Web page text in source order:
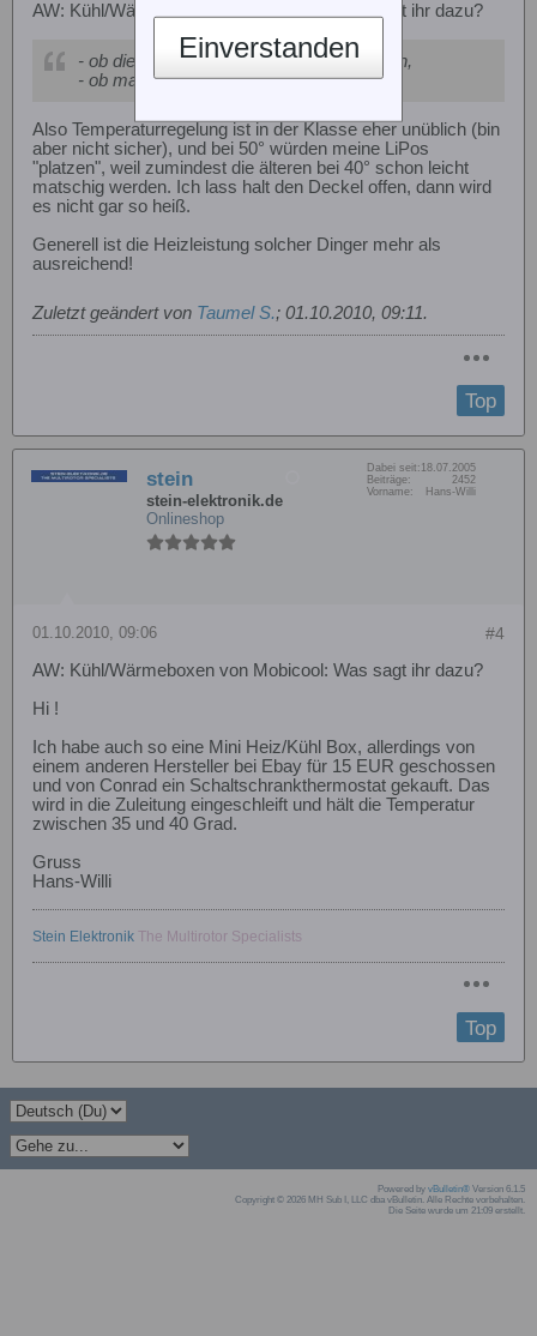
AW: Kühl/Wärmeboxen von Mobicool: Was sagt ihr dazu?
- ob die Taschen bis 45/50 Grad aufheizen,
- ob man die Temperatur regeln kann
Also Temperaturregelung ist in der Klasse eher unüblich (bin
aber nicht sicher), und bei 50° würden meine LiPos
"platzen", weil zumindest die älteren bei 40° schon leicht
matschig werden. Ich lass halt den Deckel offen, dann wird
es nicht gar so heiß.
Generell ist die Heizleistung solcher Dinger mehr als
ausreichend!
Zuletzt geändert von Taumel S.; 01.10.2010, 09:11.
Top
stein
stein-elektronik.de
Onlineshop
Dabei seit: 18.07.2005
Beiträge:
2452
Vorname:
Hans-Willi
#4
01.10.2010, 09:06
AW: Kühl/Wärmeboxen von Mobicool: Was sagt ihr dazu?
Hi !
Ich habe auch so eine Mini Heiz/Kühl Box, allerdings von
einem anderen Hersteller bei Ebay für 15 EUR geschossen
und von Conrad ein Schaltschrankthermostat gekauft. Das
wird in die Zuleitung eingeschleift und hält die Temperatur
zwischen 35 und 40 Grad.
Gruss
Hans-Willi
Stein Elektronik The Multirotor Specialists
Top
Powered by vBulletin® Version 6.1.5
Copyright © 2026 MH Sub I, LLC dba vBulletin. Alle Rechte vorbehalten.
Die Seite wurde um 21:09 erstellt.
Einverstanden